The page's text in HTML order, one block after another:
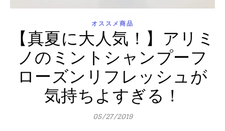
オススメ商品
【真夏に大人気！】アリミ
ノのミントシャンプーフ
ローズンリフレッシュが
気持ちよすぎる！
05/27/2019